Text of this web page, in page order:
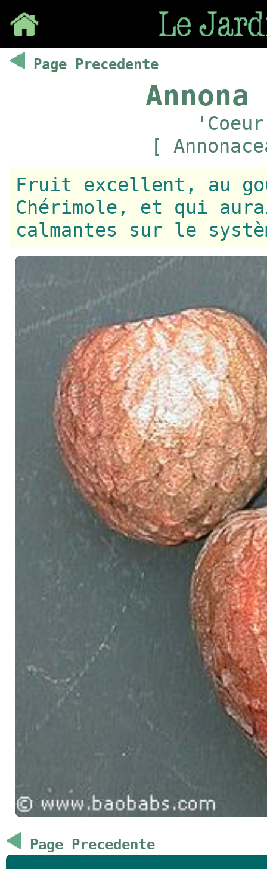
Page Precedente
[
Fruit excellent, au
Chérimole, et qui
calmantes sur le
Page Precedente